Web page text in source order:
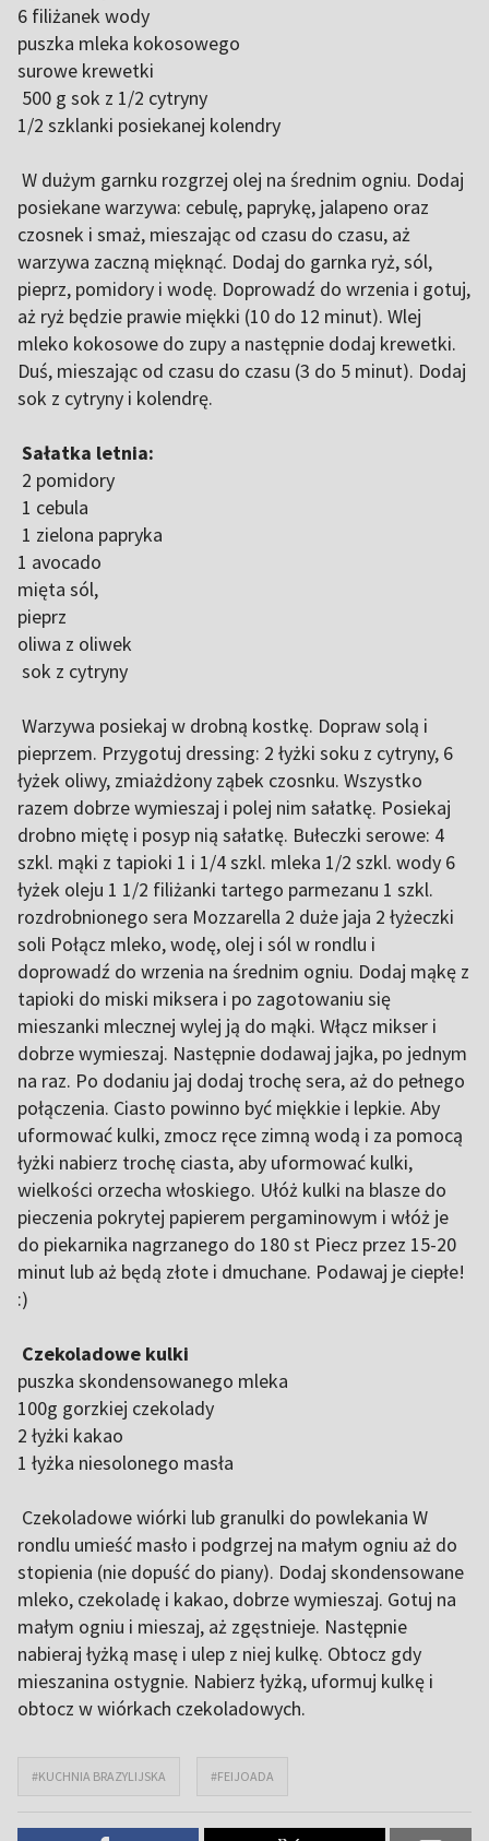
6 filiżanek wody
puszka mleka kokosowego
surowe krewetki
500 g sok z 1/2 cytryny
1/2 szklanki posiekanej kolendry
W dużym garnku rozgrzej olej na średnim ogniu. Dodaj
posiekane warzywa: cebulę, paprykę, jalapeno oraz
czosnek i smaż, mieszając od czasu do czasu, aż
warzywa zaczną mięknąć. Dodaj do garnka ryż, sól,
pieprz, pomidory i wodę. Doprowadź do wrzenia i gotuj,
aż ryż będzie prawie miękki (10 do 12 minut). Wlej
mleko kokosowe do zupy a następnie dodaj krewetki.
Duś, mieszając od czasu do czasu (3 do 5 minut). Dodaj
sok z cytryny i kolendrę.
Sałatka letnia:
2 pomidory
1 cebula
1 zielona papryka
1 avocado
mięta sól,
pieprz
oliwa z oliwek
sok z cytryny
Warzywa posiekaj w drobną kostkę. Dopraw solą i
pieprzem. Przygotuj dressing: 2 łyżki soku z cytryny, 6
łyżek oliwy, zmiażdżony ząbek czosnku. Wszystko
razem dobrze wymieszaj i polej nim sałatkę. Posiekaj
drobno miętę i posyp nią sałatkę. Bułeczki serowe: 4
szkl. mąki z tapioki 1 i 1/4 szkl. mleka 1/2 szkl. wody 6
łyżek oleju 1 1/2 filiżanki tartego parmezanu 1 szkl.
rozdrobnionego sera Mozzarella 2 duże jaja 2 łyżeczki
soli Połącz mleko, wodę, olej i sól w rondlu i
doprowadź do wrzenia na średnim ogniu. Dodaj mąkę z
tapioki do miski miksera i po zagotowaniu się
mieszanki mlecznej wylej ją do mąki. Włącz mikser i
dobrze wymieszaj. Następnie dodawaj jajka, po jednym
na raz. Po dodaniu jaj dodaj trochę sera, aż do pełnego
połączenia. Ciasto powinno być miękkie i lepkie. Aby
uformować kulki, zmocz ręce zimną wodą i za pomocą
łyżki nabierz trochę ciasta, aby uformować kulki,
wielkości orzecha włoskiego. Ułóż kulki na blasze do
pieczenia pokrytej papierem pergaminowym i włóż je
do piekarnika nagrzanego do 180 st Piecz przez 15-20
minut lub aż będą złote i dmuchane. Podawaj je ciepłe!
:)
Czekoladowe kulki
puszka skondensowanego mleka
100g gorzkiej czekolady
2 łyżki kakao
1 łyżka niesolonego masła
Czekoladowe wiórki lub granulki do powlekania W
rondlu umieść masło i podgrzej na małym ogniu aż do
stopienia (nie dopuść do piany). Dodaj skondensowane
mleko, czekoladę i kakao, dobrze wymieszaj. Gotuj na
małym ogniu i mieszaj, aż zgęstnieje. Następnie
nabieraj łyżką masę i ulep z niej kulkę. Obtocz gdy
mieszanina ostygnie. Nabierz łyżką, uformuj kulkę i
obtocz w wiórkach czekoladowych.
#KUCHNIA BRAZYLIJSKA #FEIJOADA